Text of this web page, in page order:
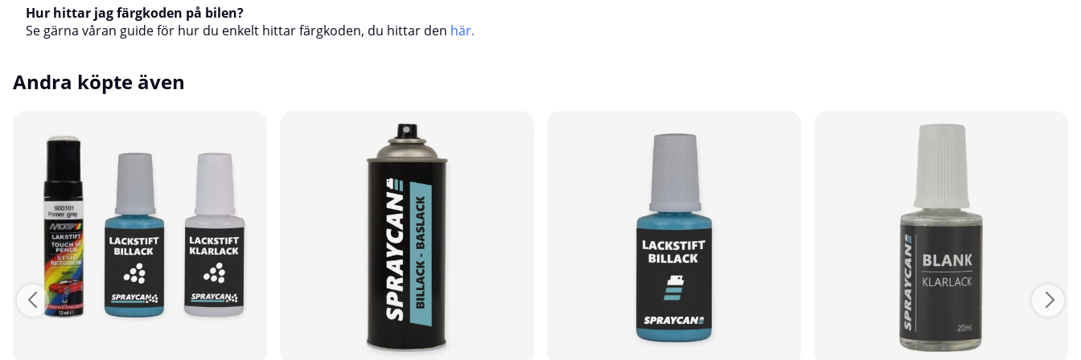
Hur hittar jag färgkoden på bilen?
Se gärna våran guide för hur du enkelt hittar färgkoden, du hittar den här.
Andra köpte även